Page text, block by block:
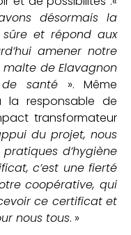
désormais la
et répond aux
amener notre
malte de Elavagnon
santé ». Même
la responsable de
transformateur
du projet, nous
d’hygiène
c’est une fierté
coopérative, qui
ce certificat et
nous tous. »